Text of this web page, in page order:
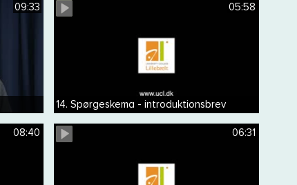
09:33 05:58
14. Spørgeskema - introduktionsbrev
08:40 06:31